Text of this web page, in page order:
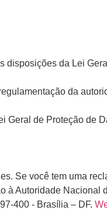
disposições da Lei
da
Geral de Proteção de
Se você tem uma
à Autoridade Nacional
400 - Brasília – DF.